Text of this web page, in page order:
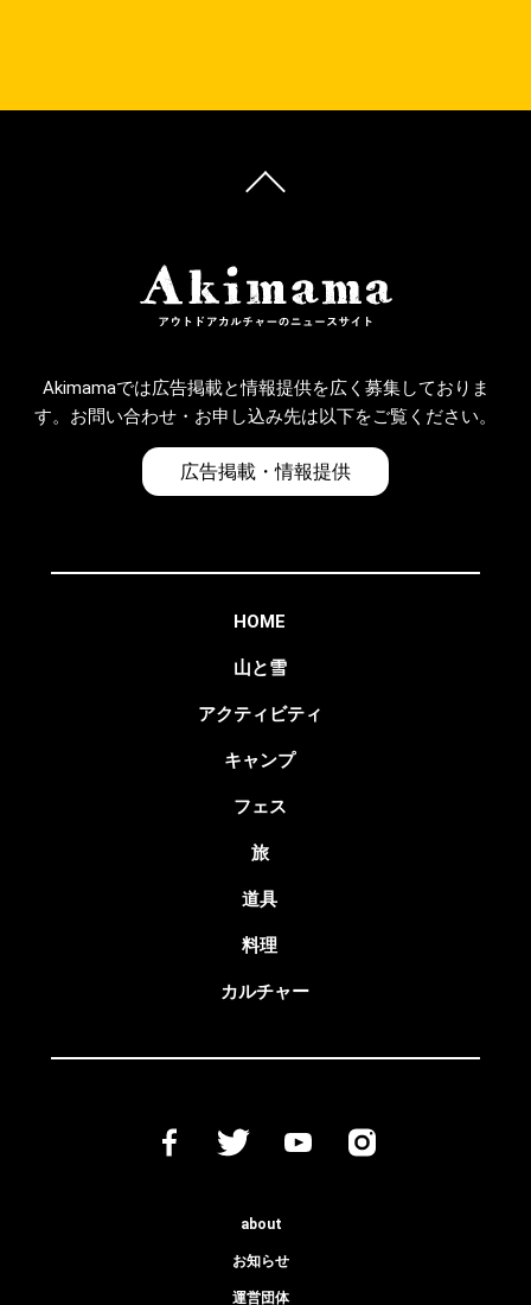
Akimamaでは広告掲載と情報提供を広く募集しておりま
す。お問い合わせ・お申し込み先は以下をご覧ください。
広告掲載・情報提供
HOME
山と雪
アクティビティ
キャンプ
フェス
旅
道具
料理
カルチャー
about
お知らせ
運営団体